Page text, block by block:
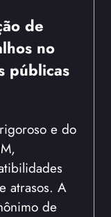
de
no
públicas
e do
atrasos. A
de